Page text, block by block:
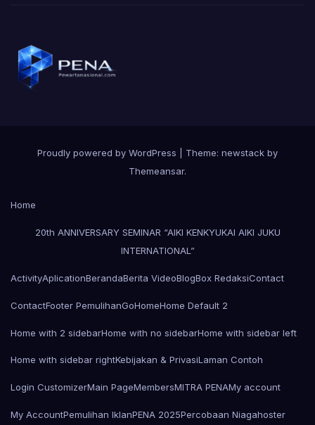
Proudly powered by WordPress
Theme: newstack by
Themeansar.
Home
20th ANNIVERSARY SEMINAR “AIKI KENKYUKAI AIKI JUKU
INTERNATIONAL”
ActivityAplicationBerandaBerita VideoBlogBox RedaksiContact
ContactFooter PemulihanGoHomeHome Default 2
Home with 2 sidebarHome with no sidebarHome with sidebar left
Home with sidebar rightKebijakan & PrivasiLaman Contoh
Login CustomizerMain PageMembersMITRA PENAMy account
My AccountPemulihan IklanPENA 2025Percobaan Niagahoster